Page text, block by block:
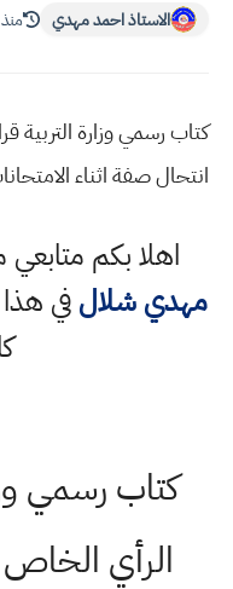
الاستاذ احمد مهدي منذ 5 سنة
كتاب رسمي وزارة التربية
انتحال صفة اثناء
اهلا بكم
مهدي شلالفي
كتاب رسمي
الرأي